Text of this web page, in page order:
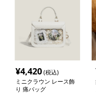
¥4,420(税込)
ミニクラウン レース飾
り 痛バッグ